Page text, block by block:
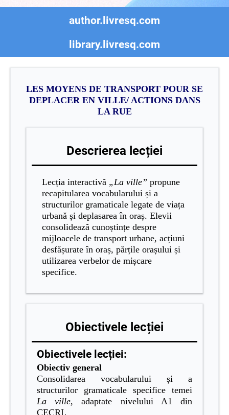
author.livresq.com
library.livresq.com
LES MOYENS DE TRANSPORT POUR SE
DEPLACER EN VILLE/ ACTIONS DANS
LA RUE
Descrierea lecției
Lecția interactivă „La ville” propune
recapitularea vocabularului și a
structurilor gramaticale legate de viața
urbană și deplasarea în oraș. Elevii
consolidează cunoștințe despre
mijloacele de transport urbane, acțiuni
desfășurate în oraș, părțile orașului și
utilizarea verbelor de mișcare
specifice.
Obiectivele lecției
Obiectivele lecției:
Obiectiv general
Consolidarea vocabularului și a
structurilor gramaticale specifice temei
La ville, adaptate nivelului A1 din
CECRL